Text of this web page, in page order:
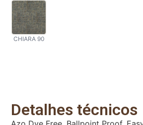
CHIARA 90
Detalhes técnicos